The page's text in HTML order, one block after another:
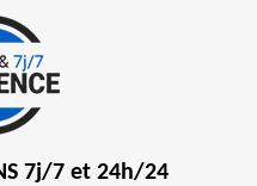
7j/7 et 24h/24